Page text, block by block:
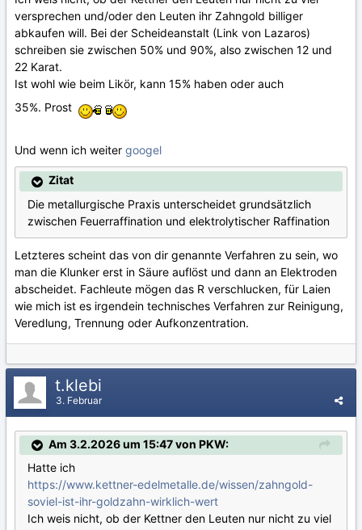
versprechen und/oder den Leuten ihr Zahngold billiger
abkaufen will. Bei der Scheideanstalt (Link von Lazaros)
schreiben sie zwischen 50% und 90%, also zwischen 12 und
22 Karat.
Ist wohl wie beim Likör, kann 15% haben oder auch
35%. Prost
Und wenn ich weiter googel
Zitat
Die metallurgische Praxis unterscheidet grundsätzlich
zwischen Feuerraffination und elektrolytischer Raffination
Letzteres scheint das von dir genannte Verfahren zu sein, wo
man die Klunker erst in Säure auflöst und dann an Elektroden
abscheidet. Fachleute mögen das R verschlucken, für Laien
wie mich ist es irgendein technisches Verfahren zur Reinigung,
Veredlung, Trennung oder Aufkonzentration.
t.klebi
3. Februar
Am 3.2.2026 um 15:47 von PKW:
Hatte ich
https://www.kettner-edelmetalle.de/wissen/zahngold-
soviel-ist-ihr-goldzahn-wirklich-wert
Ich weis nicht, ob der Kettner den Leuten nur nicht zu viel